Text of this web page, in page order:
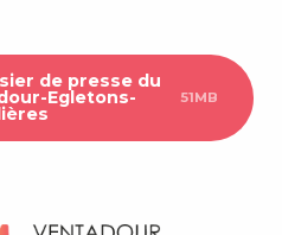
de presse du
Egletons- 51MB